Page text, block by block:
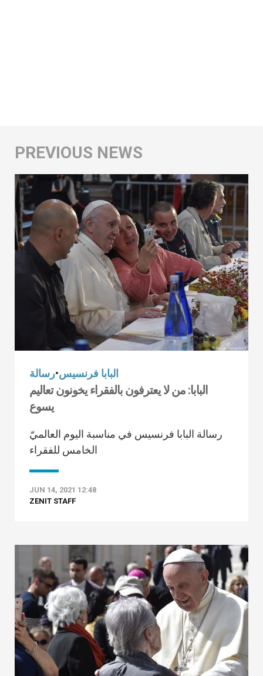
البابا فرنسيس•رسالة
البابا: من لا يعترفون بالفقراء يخونون تعاليم
يسوع
رسالة البابا فرنسيس في مناسبة اليوم العالميّ
الخامس للفقراء
JUN 14, 2021 12:48
ZENIT STAFF